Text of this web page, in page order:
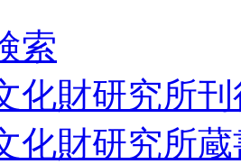
索
化財研究所
化財研究所